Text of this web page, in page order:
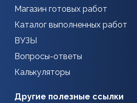
Магазин готовых работ
Каталог выполненных работ
ВУЗЫ
Вопросы-ответы
Калькуляторы
Другие полезные ссылки